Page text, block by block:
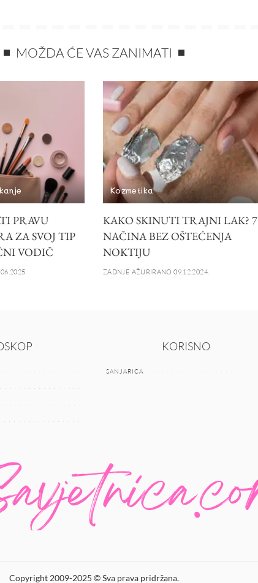
MOŽDA ĆE VAS ZANIMATI
PRAVU
ZA SVOJ TIP
VODIČ
Kozmetika
KAKO SKINUTI TRAJNI LAK? 7
NAČINA BEZ OŠTEĆENJA
NOKTIJU
ZADNJE AŽURIRANO 09.12.2024.
KORISNO
SANJARICA
Copyright 2009-2025 © Sva prava pridržana.